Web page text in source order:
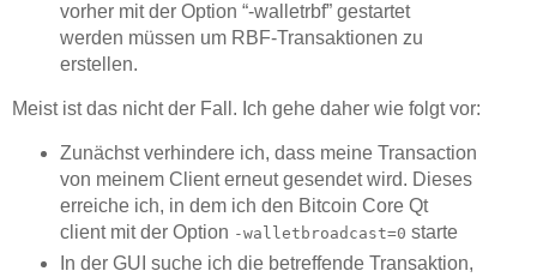
vorher mit der Option “-walletrbf” gestartet
werden müssen um RBF-Transaktionen zu
erstellen.
Meist ist das nicht der Fall. Ich gehe daher wie folgt vor:
Zunächst verhindere ich, dass meine Transaction
von meinem Client erneut gesendet wird. Dieses
erreiche ich, in dem ich den Bitcoin Core Qt
client mit der Option -walletbroadcast=0 starte
In der GUI suche ich die betreffende Transaktion,